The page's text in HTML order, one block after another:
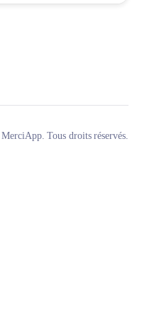
Tous droits réservés.